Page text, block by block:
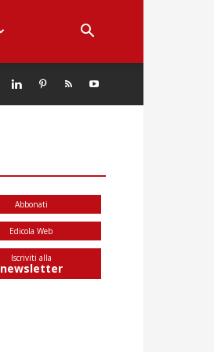
Abbonati
Edicola Web
Iscriviti alla
newsletter